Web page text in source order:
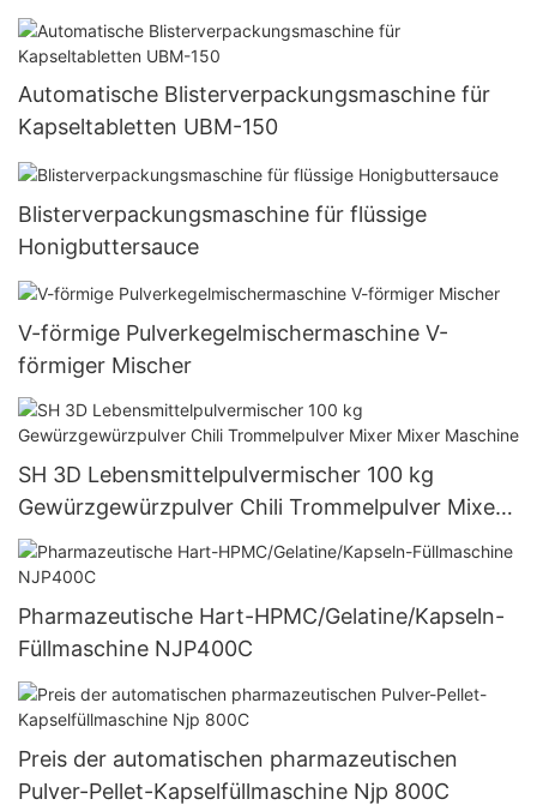
Automatische Blisterverpackungsmaschine für
Kapseltabletten UBM-150
Blisterverpackungsmaschine für flüssige
Honigbuttersauce
V-förmige Pulverkegelmischermaschine V-
förmiger Mischer
SH 3D Lebensmittelpulvermischer 100 kg
Gewürzgewürzpulver Chili Trommelpulver Mixer
Mixer Maschine
Pharmazeutische Hart-HPMC/Gelatine/Kapseln-
Füllmaschine NJP400C
Preis der automatischen pharmazeutischen
Pulver-Pellet-Kapselfüllmaschine Njp 800C